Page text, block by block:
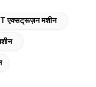
एक्सट्रूज़न मशीन